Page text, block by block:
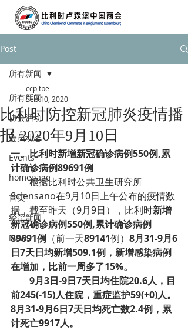
Post
所有新闻
协会活动
会员动态
Events
homepage
首页
经贸新闻
News
所有新闻
比利时防控新冠肺炎疫情播
报 2020年9月10日
ccpitbe
Sep 10, 2020
一、比利时新增新冠确诊病例550例,累
计确诊病例89691例
根据比利时公共卫生研究所
Sciensano在9月10日上午公布的疫情数
据，截至昨天（9月9日），比利时新增
新冠确诊病例550例,累计确诊病例
89691例 （前一天89141例） 8月31-9月6
日7天日均新增509.1例，新增感染病例
在增加，比前一周多了15%。
9月3日-9日7天日均住院20.6人，目
前245(-15)人住院，重症监护59(+0)人。
8月31-9月6日7天日均死亡数2.4例，累
计死亡9917人。